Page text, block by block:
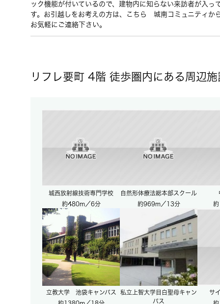
ック機能が付いているので、建物内に知らない来訪者が入
す。お引越しをお考えの方は、こちら 城南コミュニティか
お気軽にご連絡下さい。
リフレ要町 4階 徒歩圏内にある周辺施
城西放射線技術専門学校
約480m／6分
自然形体療法総本部スクール
約969m／13分
立教大学 池袋キャンパス
私立上智大学目白聖母キャン
パス
サ